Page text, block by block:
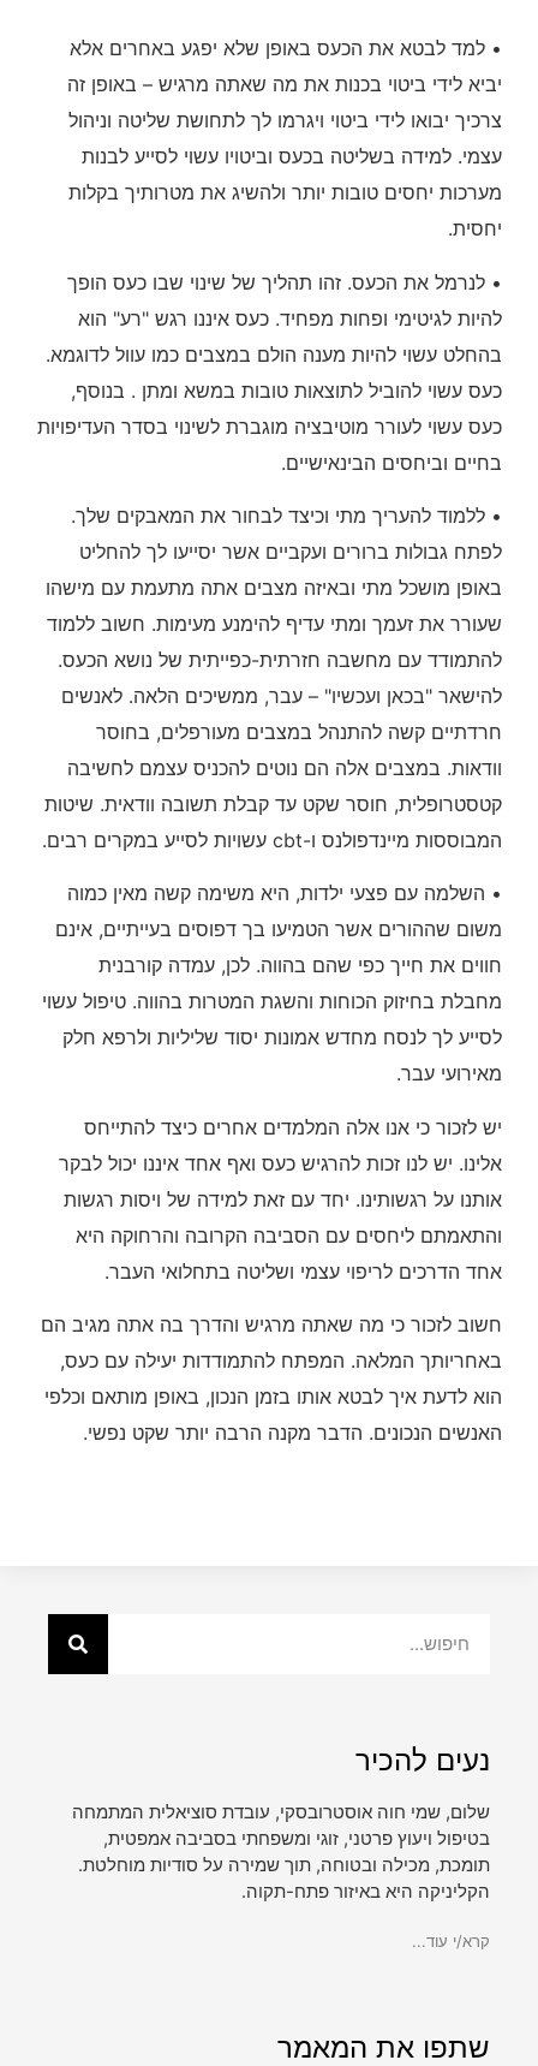
• למד לבטא את הכעס באופן שלא יפגע באחרים אלא
יביא לידי ביטוי בכנות את מה שאתה מרגיש – באופן זה
צרכיך יבואו לידי ביטוי ויגרמו לך לתחושת שליטה וניהול
עצמי. למידה בשליטה בכעס וביטויו עשוי לסייע לבנות
מערכות יחסים טובות יותר ולהשיג את מטרותיך בקלות
יחסית.
• לנרמל את הכעס. זהו תהליך של שינוי שבו כעס הופך
להיות לגיטימי ופחות מפחיד. כעס איננו רגש "רע" הוא
בהחלט עשוי להיות מענה הולם במצבים כמו עוול לדוגמא.
כעס עשוי להוביל לתוצאות טובות במשא ומתן . בנוסף,
כעס עשוי לעורר מוטיבציה מוגברת לשינוי בסדר העדיפויות
בחיים וביחסים הבינאישיים.
• ללמוד להעריך מתי וכיצד לבחור את המאבקים שלך.
לפתח גבולות ברורים ועקביים אשר יסייעו לך להחליט
באופן מושכל מתי ובאיזה מצבים אתה מתעמת עם מישהו
שעורר את זעמך ומתי עדיף להימנע מעימות. חשוב ללמוד
להתמודד עם מחשבה חזרתית-כפייתית של נושא הכעס.
להישאר "בכאן ועכשיו" – עבר, ממשיכים הלאה. לאנשים
חרדתיים קשה להתנהל במצבים מעורפלים, בחוסר
וודאות. במצבים אלה הם נוטים להכניס עצמם לחשיבה
קטסטרופלית, חוסר שקט עד קבלת תשובה וודאית. שיטות
המבוססות מיינדפולנס ו-cbt עשויות לסייע במקרים רבים.
• השלמה עם פצעי ילדות, היא משימה קשה מאין כמוה
משום שההורים אשר הטמיעו בך דפוסים בעייתיים, אינם
חווים את חייך כפי שהם בהווה. לכן, עמדה קורבנית
מחבלת בחיזוק הכוחות והשגת המטרות בהווה. טיפול עשוי
לסייע לך לנסח מחדש אמונות יסוד שליליות ולרפא חלק
מאירועי עבר.
יש לזכור כי אנו אלה המלמדים אחרים כיצד להתייחס
אלינו. יש לנו זכות להרגיש כעס ואף אחד איננו יכול לבקר
אותנו על רגשותינו. יחד עם זאת למידה של ויסות רגשות
והתאמתם ליחסים עם הסביבה הקרובה והרחוקה היא
אחד הדרכים לריפוי עצמי ושליטה בתחלואי העבר.
חשוב לזכור כי מה שאתה מרגיש והדרך בה אתה מגיב הם
באחריותך המלאה. המפתח להתמודדות יעילה עם כעס,
הוא לדעת איך לבטא אותו בזמן הנכון, באופן מותאם וכלפי
האנשים הנכונים. הדבר מקנה הרבה יותר שקט נפשי.
נעים להכיר
שלום, שמי חוה אוסטרובסקי, עובדת סוציאלית המתמחה
בטיפול ויעוץ פרטני, זוגי ומשפחתי בסביבה אמפטית,
תומכת, מכילה ובטוחה, תוך שמירה על סודיות מוחלטת.
הקליניקה היא באיזור פתח-תקוה.
קרא/י עוד...
שתפו את המאמר